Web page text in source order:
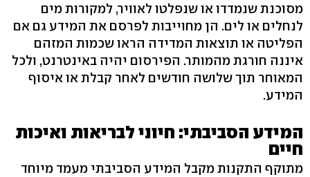
מסוכנת שנמדדו או שנפלטו לאוויר, למקורות מים
לנחלים או לים. הן מחוייבות לפרסם את המידע גם אם
הפליטה או תוצאות המדידה הראו שכמות המזהם
איננה חורגת מהמותר. הפירסום יהיה באינטרנט, ולכל
המאוחר תוך שלושה חודשים לאחר קבלת או איסוף
המידע.
המידע הסביבתי: חיוני לבריאות ואיכות
חיים
מתוקף התקנות מקבל המידע הסביבתי מעמד מיוחד